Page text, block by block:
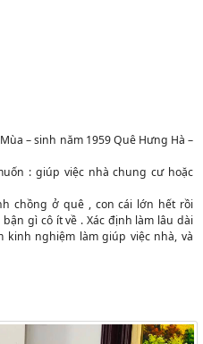
– sinh năm 1959 Quê Hưng Hà –
: giúp việc nhà chung cư hoặc
chồng ở quê , con cái lớn hết rồi
gì cô ít về . Xác định làm lâu dài
kinh nghiệm làm giúp việc nhà, và